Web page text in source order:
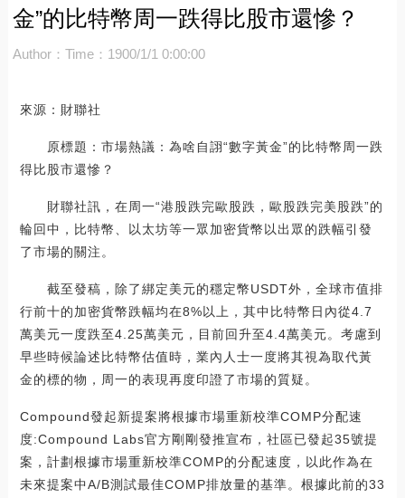
金”的比特幣周一跌得比股市還慘？
Author： Time：1900/1/1 0:00:00
來源：財聯社
原標題：市場熱議：為啥自詡“數字黃金”的比特幣周一跌
得比股市還慘？
財聯社訊，在周一“港股跌完歐股跌，歐股跌完美股跌”的
輪回中，比特幣、以太坊等一眾加密貨幣以出眾的跌幅引發
了市場的關注。
截至發稿，除了綁定美元的穩定幣USDT外，全球市值排
行前十的加密貨幣跌幅均在8%以上，其中比特幣日內從4.7
萬美元一度跌至4.25萬美元，目前回升至4.4萬美元。考慮到
早些時候論述比特幣估值時，業內人士一度將其視為取代黃
金的標的物，周一的表現再度印證了市場的質疑。
Compound發起新提案將根據市場重新校準COMP分配速
度:Compound Labs官方剛剛發推宣布，社區已發起35號提
案，計劃根據市場重新校準COMP的分配速度，以此作為在
未來提案中A/B測試最佳COMP排放量的基準。根據此前的33